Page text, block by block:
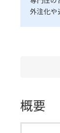
外注化や
概要